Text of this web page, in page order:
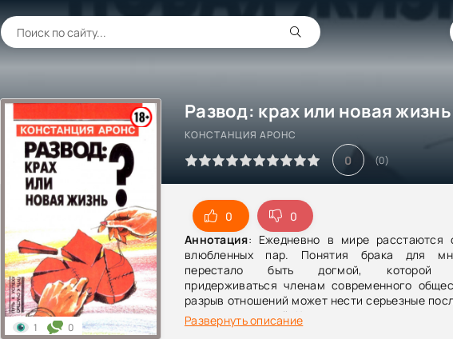
КОНСТАНЦИЯ АРОНС
0 (0)
0
0
Аннотация: Ежедневно в мире расстаются
влюбленных пар. Понятия брака для
перестало быть догмой, которой
придерживаться членам современного
разрыв отношений может нести серьезные
психологии людей. Как пережить расставание
последствий для нервной системы?
Развернуть описание
1 0